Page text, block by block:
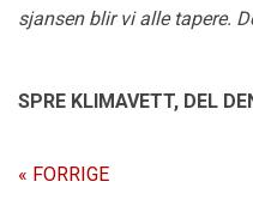
sjansen blir vi alle tapere.
SPRE KLIMAVETT, DEL
« FORRIGE